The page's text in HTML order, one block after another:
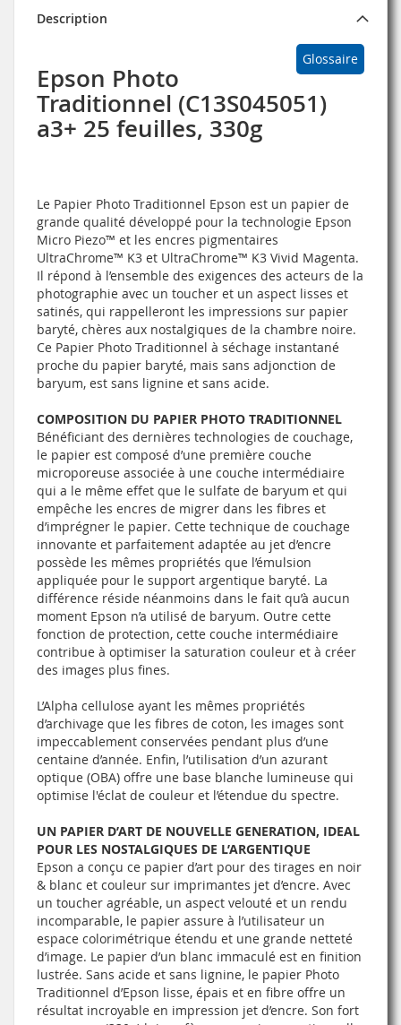
Description
Glossaire
Epson Photo
Traditionnel (C13S045051)
a3+ 25 feuilles, 330g
Le Papier Photo Traditionnel Epson est un papier de
grande qualité développé pour la technologie Epson
Micro Piezo™ et les encres pigmentaires
UltraChrome™ K3 et UltraChrome™ K3 Vivid Magenta.
Il répond à l’ensemble des exigences des acteurs de la
photographie avec un toucher et un aspect lisses et
satinés, qui rappelleront les impressions sur papier
baryté, chères aux nostalgiques de la chambre noire.
Ce Papier Photo Traditionnel à séchage instantané
proche du papier baryté, mais sans adjonction de
baryum, est sans lignine et sans acide.
COMPOSITION DU PAPIER PHOTO TRADITIONNEL
Bénéficiant des dernières technologies de couchage,
le papier est composé d’une première couche
microporeuse associée à une couche intermédiaire
qui a le même effet que le sulfate de baryum et qui
empêche les encres de migrer dans les fibres et
d’imprégner le papier. Cette technique de couchage
innovante et parfaitement adaptée au jet d’encre
possède les mêmes propriétés que l’émulsion
appliquée pour le support argentique baryté. La
différence réside néanmoins dans le fait qu’à aucun
moment Epson n’a utilisé de baryum. Outre cette
fonction de protection, cette couche intermédiaire
contribue à optimiser la saturation couleur et à créer
des images plus fines.
L’Alpha cellulose ayant les mêmes propriétés
d’archivage que les fibres de coton, les images sont
impeccablement conservées pendant plus d’une
centaine d’année. Enfin, l’utilisation d’un azurant
optique (OBA) offre une base blanche lumineuse qui
optimise l'éclat de couleur et l’étendue du spectre.
UN PAPIER D’ART DE NOUVELLE GENERATION, IDEAL
POUR LES NOSTALGIQUES DE L’ARGENTIQUE
Epson a conçu ce papier d’art pour des tirages en noir
& blanc et couleur sur imprimantes jet d’encre. Avec
un toucher agréable, un aspect velouté et un rendu
incomparable, le papier assure à l’utilisateur un
espace colorimétrique étendu et une grande netteté
d’image. Le papier d’un blanc immaculé est en finition
lustrée. Sans acide et sans lignine, le papier Photo
Traditionnel d’Epson lisse, épais et en fibre offre un
résultat incroyable en impression jet d’encre. Son fort